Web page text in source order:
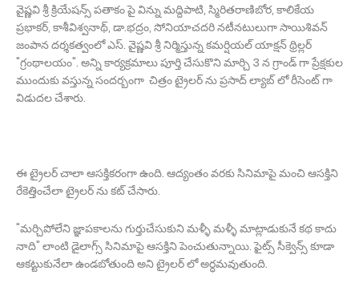
వైష్ణవి శ్రీ క్రియేషన్స్‌ పతాకం పై విన్ను మద్దిపాటి, స్మిరితరాణిబోర, కాలికేయ
ప్రభాకర్‌, కాశీవిశ్వనాథ్‌, డా.భద్రం, సోనియాచదరి నటీనటులుగా సాయిశివన్‌
జంపాన దర్శకత్వంలో ఎస్‌. వైష్ణవి శ్రీ నిర్మిస్తున్న కమర్షియల్‌ యాక్షన్‌ థ్రిల్లర్‌
"గ్రంథాలయం". అన్ని కార్యక్రమాలు పూర్తి చేసుకొని మార్చి 3 న గ్రాండ్ గా ప్రేక్షకుల
ముందుకు వస్తున్న సందర్బంగా చిత్రం ట్రైలర్ ను ప్రసాద్ ల్యాబ్ లో రీసెంట్ గా
విడుదల చేశారు.
ఈ ట్రైలర్ చాలా ఆసక్తికరంగా ఉంది. ఆద్యంతం వరకు సినిమాపై మంచి ఆసక్తిని
రేకెత్తించేలా ట్రైలర్ ను కట్ చేసారు.
"మర్చిపోలేని జ్ఞాపకాలను గుర్తుచేసుకుని మళ్ళీ మళ్ళీ మాట్లాడుకునే కథ కాదు
నాది" లాంటి డైలాగ్స్ సినిమాపై ఆసక్తిని పెంచుతున్నాయి. ఫైట్స్ సీక్వెన్స్ కూడా
ఆకట్టుకునేలా ఉండబోతుంది అని ట్రైలర్ లో అర్ధమవుతుంది.